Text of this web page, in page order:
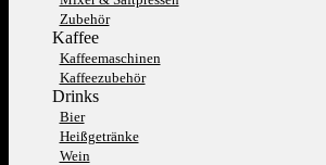
Zubehör
Kaffee
Kaffeemaschinen
Kaffeezubehör
Drinks
Bier
Heißgetränke
Wein